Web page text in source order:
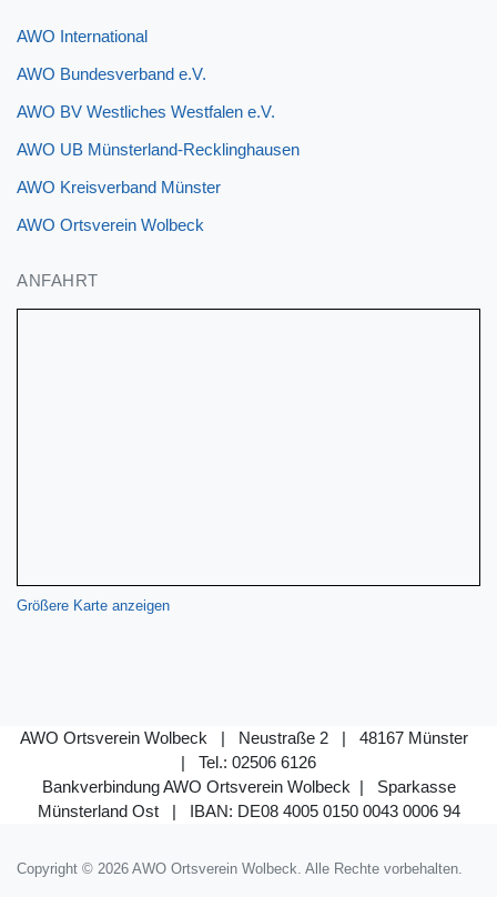
AWO International
AWO Bundesverband e.V.
AWO BV Westliches Westfalen e.V.
AWO UB Münsterland-Recklinghausen
AWO Kreisverband Münster
AWO Ortsverein Wolbeck
ANFAHRT
Größere Karte anzeigen
AWO Ortsverein Wolbeck | Neustraße 2 | 48167 Münster
| Tel.: 02506 6126
Bankverbindung AWO Ortsverein Wolbeck | Sparkasse
Münsterland Ost | IBAN: DE08 4005 0150 0043 0006 94
Copyright © 2026 AWO Ortsverein Wolbeck. Alle Rechte vorbehalten.